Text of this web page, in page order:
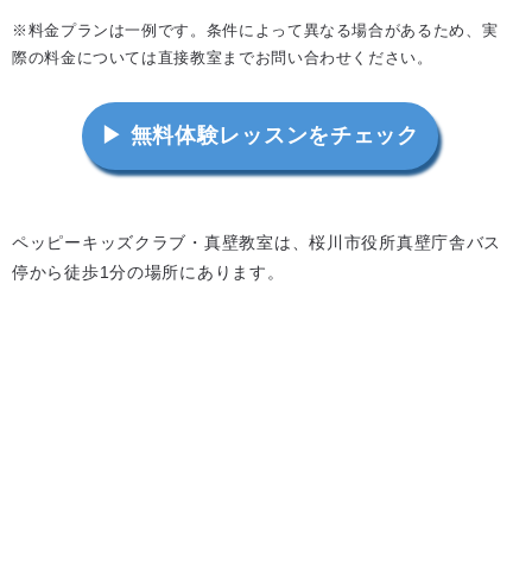
※料金プランは一例です。条件によって異なる場合があるため、実
際の料金については直接教室までお問い合わせください。
▶ 無料体験レッスンをチェック
ペッピーキッズクラブ・真壁教室は、桜川市役所真壁庁舎バス
停から徒歩1分の場所にあります。